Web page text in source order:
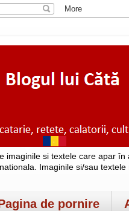
imaginile si textele care apar
Imaginile si/sau
de pornire